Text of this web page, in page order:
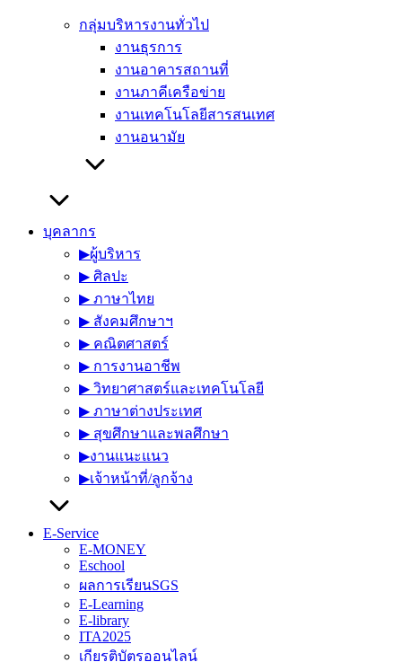
กลุ่มบริหารงานทั่วไป
งานธุรการ
งานอาคารสถานที่
งานภาคีเครือข่าย
งานเทคโนโลยีสารสนเทศ
งานอนามัย
บุคลากร
▶︎ผู้บริหาร
▶︎ ศิลปะ
▶︎ ภาษาไทย
▶︎ สังคมศึกษาฯ
▶︎ คณิตศาสตร์
▶︎ การงานอาชีพ
▶︎ วิทยาศาสตร์และเทคโนโลยี
▶︎ ภาษาต่างประเทศ
▶︎ สุขศึกษาและพลศึกษา
▶︎งานแนะแนว
▶︎เจ้าหน้าที่/ลูกจ้าง
E-Service
E-MONEY
Eschool
ผลการเรียนSGS
E-Learning
E-library
ITA2025
เกียรติบัตรออนไลน์